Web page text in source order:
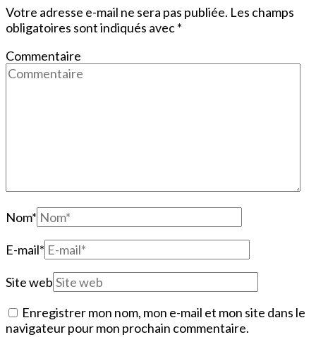
Votre adresse e-mail ne sera pas publiée. Les champs
obligatoires sont indiqués avec*
Commentaire
Nom*
E-mail*
Site web
Enregistrer mon nom, mon e-mail et mon site dans le
navigateur pour mon prochain commentaire.